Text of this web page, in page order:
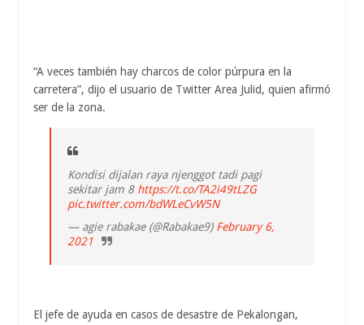
“A veces también hay charcos de color púrpura en la
carretera”, dijo el usuario de Twitter Area Julid, quien afirmó
ser de la zona.
Kondisi dijalan raya njenggot tadi pagi
sekitar jam 8 https://t.co/TA2i49tLZG
pic.twitter.com/bdWLeCvW5N
— agie rabakae (@Rabakae9) February 6,
2021
El jefe de ayuda en casos de desastre de Pekalongan,